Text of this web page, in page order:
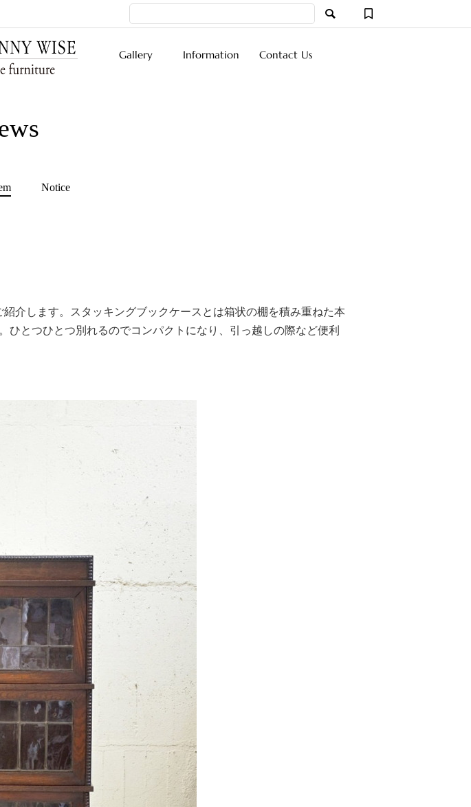
Gallery Information Contact Us
Notice
介します。スタッキングブックケースとは箱状の棚を積み重ねた本
とつひとつ別れるのでコンパクトになり、引っ越しの際など便利